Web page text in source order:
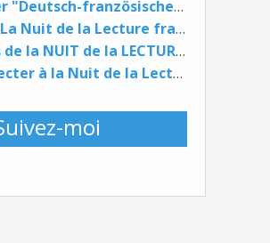
NEUES von der "Deutsch-französischen Lesenacht"
RETOUR sur "La Nuit de la Lecture franco-allemande" ...
Les ouvrages de la NUIT de la LECTURE du 29 janvier 2026 ...
Pour se connecter à la Nuit de la Lecture FR DE (29 janvier 2026) ...
moi